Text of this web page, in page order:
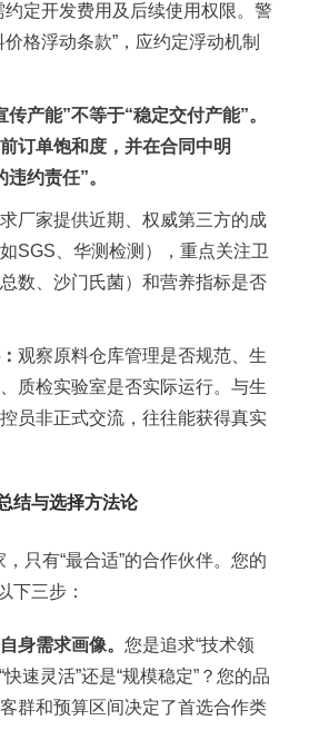
定开发费用及后续使用权限。警
格浮动条款”，应约定浮动机制
传产能”不等于“稳定交付产能”。
订单饱和度，并在合同中明
约责任”。
厂家提供近期、权威第三方的成
SGS、华测检测），重点关注卫
数、沙门氏菌）和营养指标是否
观察原料仓库管理是否规范、生
质检实验室是否实际运行。与生
员非正式交流，往往能获得真实
结与选择方法论
，只有“最合适”的合作伙伴。您的
下三步：
身需求画像。 您是追求“技术领
快速灵活”还是“规模稳定”？您的品
群和预算区间决定了首选合作类